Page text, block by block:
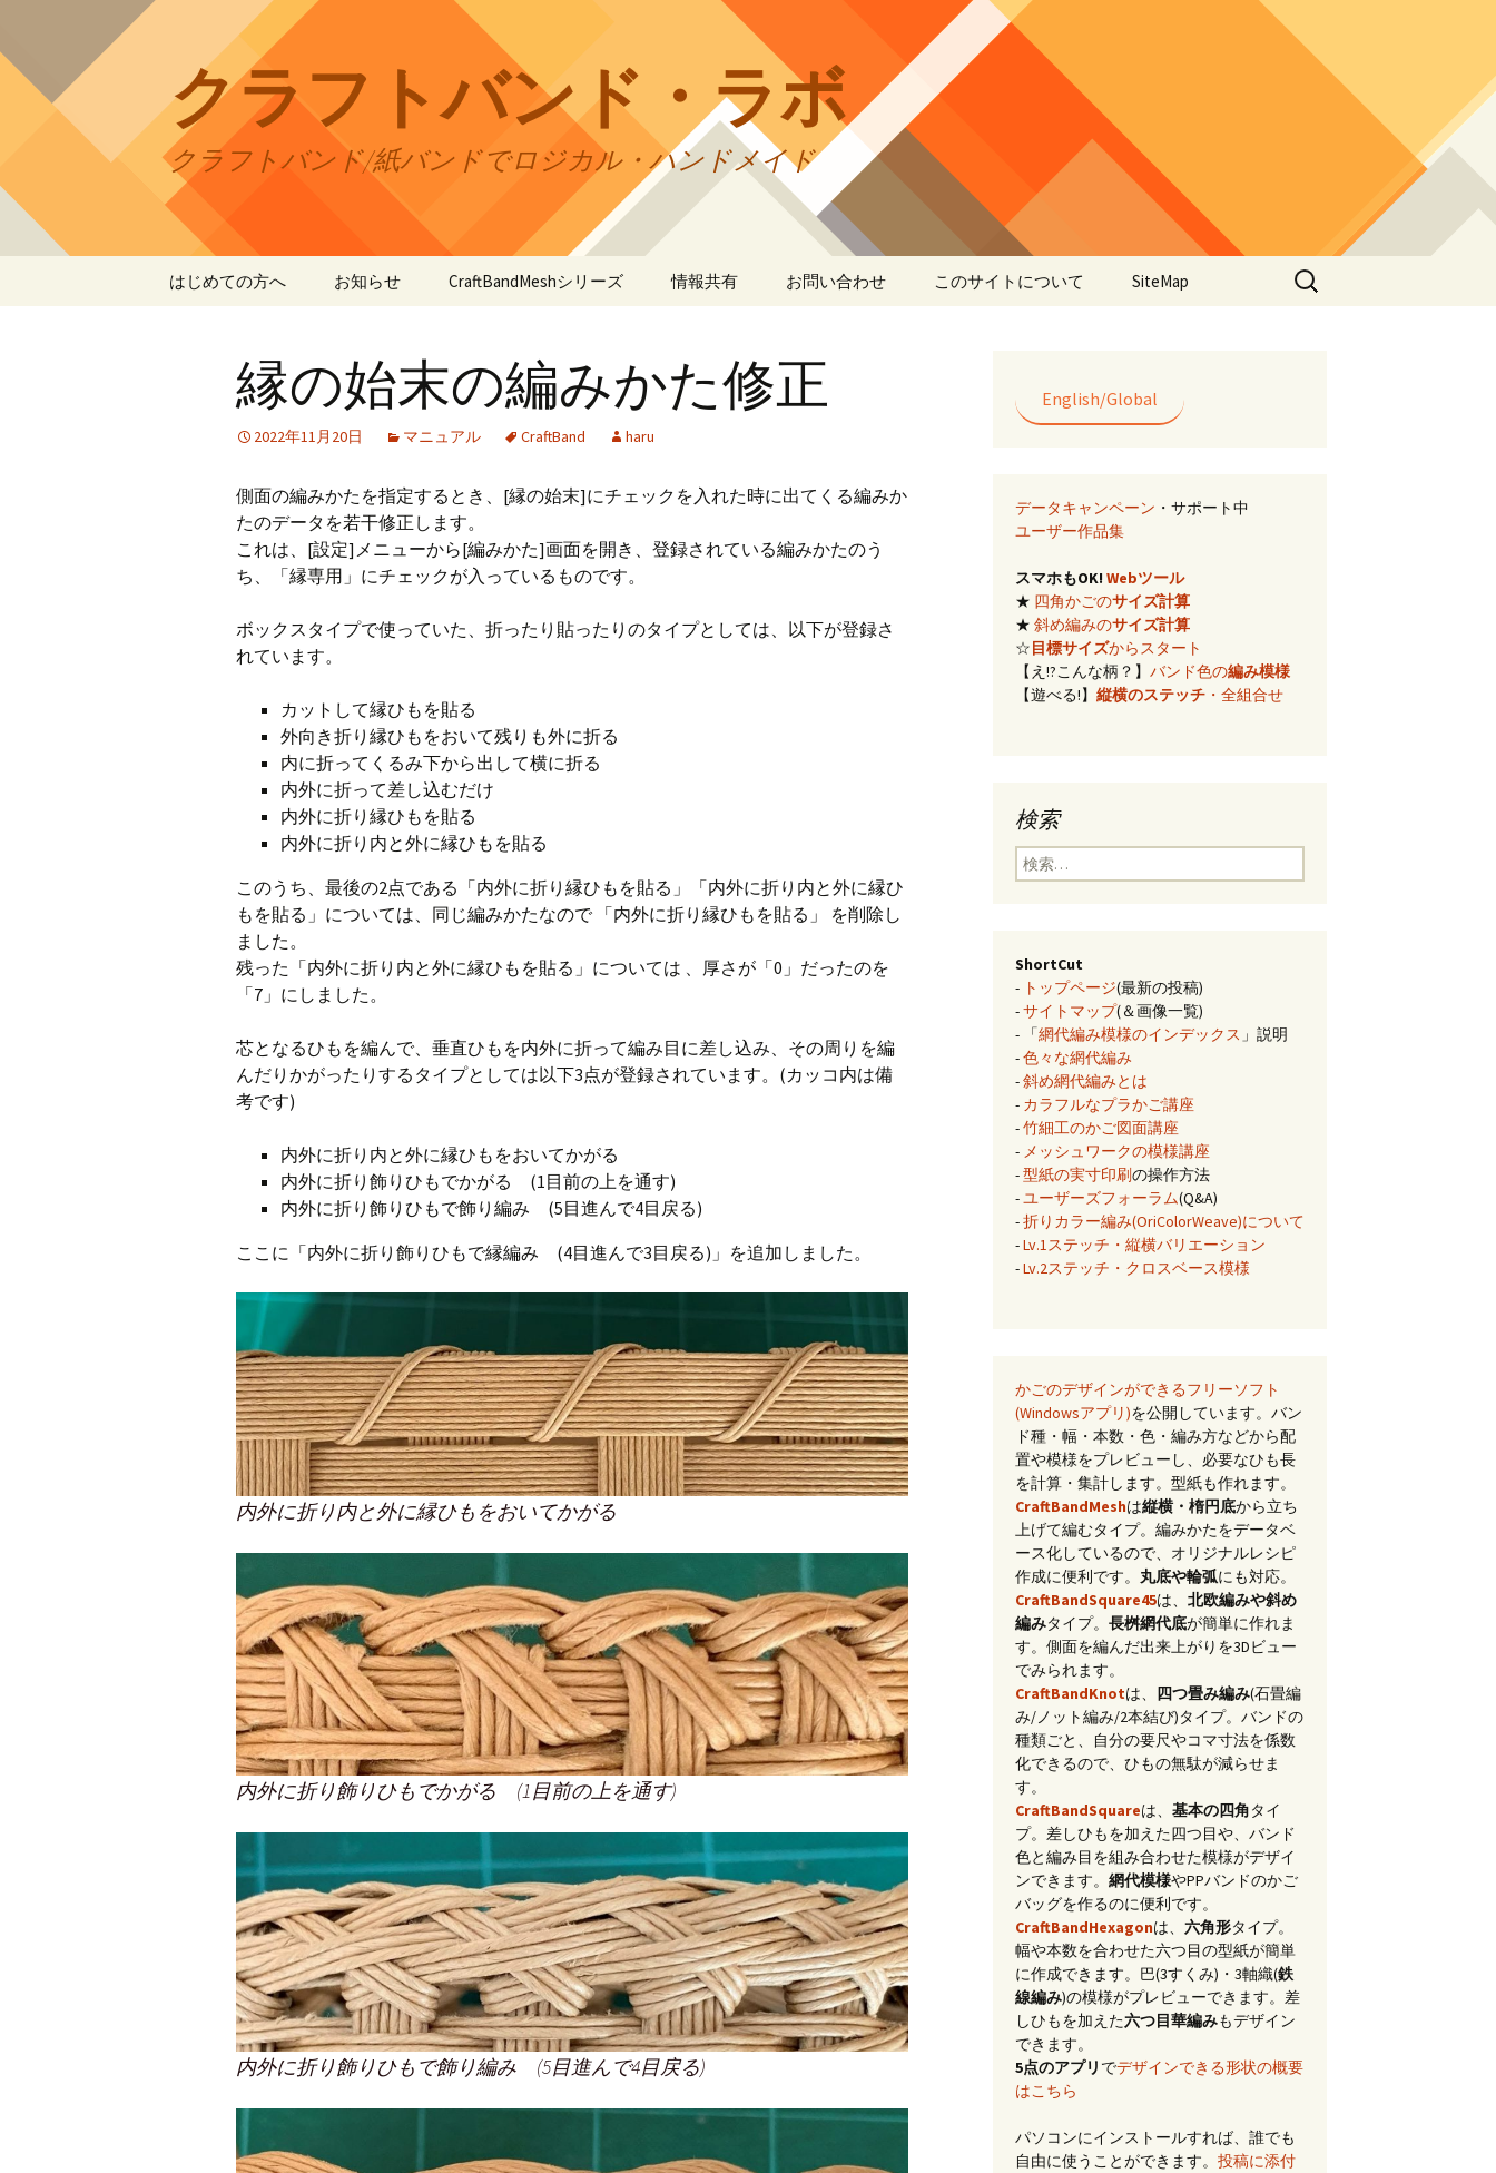
テ
キ
プ
クラフトバンド・ラボ
クラフトバンド/紙バンドでロジカル・ハンドメイド
はじめての方へ お知らせ CraftBandMeshシリーズ
CraftBandMesh出力例
CraftBandSquare45 CraftBandSquare45使用
例
CraftBandKnot
CraftBandKnot出力例
CraftBandHexagon
CbMesh
起動するまで お任せインストール手
情報共有
ユーザーズフォーラム
リンク・リンク
四角かごのサイズ計算
斜め編み(北欧編み)のサ
目標サイズからの概算
バンド色の編み模様
クロスベースのステッ
チ・2色の組合せ模様
お問い合わせ このサイトについて
折りカラー編み
(OriColorWeave)につい
SiteMap
検
索:
縁の始末の編みかた修正
2022年11月20日 マニュアル CraftBand haru
側面の編みかたを指定するとき、[縁の始末]にチェックを入れた時に出てくる編みか
たのデータを若干修正します。
これは、[設定]メニューから[編みかた]画面を開き、登録されている編みかたのう
ち、「縁専用」にチェックが入っているものです。
ボックスタイプで使っていた、折ったり貼ったりのタイプとしては、以下が登録さ
れています。
カットして縁ひもを貼る
外向き折り縁ひもをおいて残りも外に折る
内に折ってくるみ下から出して横に折る
内外に折って差し込むだけ
内外に折り縁ひもを貼る
内外に折り内と外に縁ひもを貼る
このうち、最後の2点である「内外に折り縁ひもを貼る」「内外に折り内と外に縁ひ
もを貼る」については、同じ編みかたなので 「内外に折り縁ひもを貼る」 を削除し
ました。
残った「内外に折り内と外に縁ひもを貼る」については 、厚さが「0」だったのを
「7」にしました。
芯となるひもを編んで、垂直ひもを内外に折って編み目に差し込み、その周りを編
んだりかがったりするタイプとしては以下3点が登録されています。(カッコ内は備
考です)
内外に折り内と外に縁ひもをおいてかがる
内外に折り飾りひもでかがる (1目前の上を通す)
内外に折り飾りひもで飾り編み (5目進んで4目戻る)
ここに「内外に折り飾りひもで縁編み (4目進んで3目戻る)」を追加しました。
内外に折り内と外に縁ひもをおいてかがる
内外に折り飾りひもでかがる (1目前の上を通す)
内外に折り飾りひもで飾り編み (5目進んで4目戻る)
English/Global
データキャンペーン ・サポート中
ユーザー作品集
スマホもOK! Webツール
★ 四角かごのサイズ計算
★ 斜め編みのサイズ計算
☆目標サイズからスタート
【え!?こんな柄？】 バンド色の編み模様
【遊べる!】 縦横のステッチ ・全組合せ
検索
検
索:
ShortCut
- トップページ(最新の投稿)
-サイトマップ(＆画像一覧)
- 「網代編み模様のインデックス 」説明
-色々な網代編み
-斜め網代編みとは
- カラフルなプラかご講座
-竹細工のかご図面講座
- メッシュワークの模様講座
-型紙の実寸印刷の操作方法
-ユーザーズフォーラム(Q&A)
-折りカラー編み(OriColorWeave)について
-Lv.1ステッチ・縦横バリエーション
-Lv.2ステッチ・クロスベース模様
かごのデザインができるフリーソフト
(Windowsアプリ)を公開しています。バン
ド種・幅・本数・色・編み方などから配
置や模様をプレビューし、必要なひも長
を計算・集計します。型紙も作れます。
CraftBandMeshは縦横・楕円底から立ち
上げて編むタイプ。編みかたをデータベ
ース化しているので、オリジナルレシピ
作成に便利です。 丸底や輪弧にも対応。
CraftBandSquare45は、 北欧編みや斜め
編みタイプ。 長桝網代底が簡単に作れま
す。側面を編んだ出来上がりを3Dビュー
でみられます。
CraftBandKnotは、 四つ畳み編み(石畳編
み/ノット編み/2本結び)タイプ。バンドの
種類ごと、自分の要尺やコマ寸法を係数
化できるので、ひもの無駄が減らせま
す。
CraftBandSquareは、 基本の四角タイ
プ。差しひもを加えた四つ目や、バンド
色と編み目を組み合わせた模様がデザイ
ンできます。 網代模様やPPバンドのかご
バッグを作るのに便利です。
CraftBandHexagonは、 六角形タイプ。
幅や本数を合わせた六つ目の型紙が簡単
に作成できます。巴(3すくみ)・3軸織(鉄
線編み)の模様がプレビューできます。差
しひもを加えた六つ目華編みもデザイン
できます。
5点のアプリ でデザインできる形状の概要
はこちら
パソコンにインストールすれば、誰でも
自由に使うことができます。 投稿に添付